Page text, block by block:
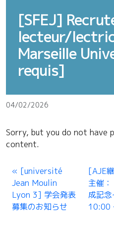
[SFEJ]
lecteur/
Marseille
requis]
04/02/2026
Sorry, but you do not have
content.
[université
Jean Moulin
Lyon 3] 学会発表
募集のお知らせ
[AJE
主催
成記念
10:00